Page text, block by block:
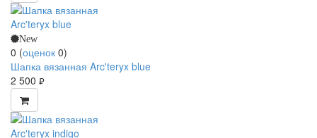
New
0 (оценок 0)
Шапка вязанная Arc'teryx blue
2 500 руб.